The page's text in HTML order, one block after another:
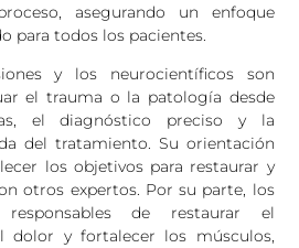
asegurando un enfoque
para todos los pacientes.
y los neurocientíficos son
el trauma o la patología desde
el diagnóstico preciso y la
del tratamiento. Su orientación
los objetivos para restaurar y
otros expertos. Por su parte, los
responsables de restaurar el
dolor y fortalecer los músculos,